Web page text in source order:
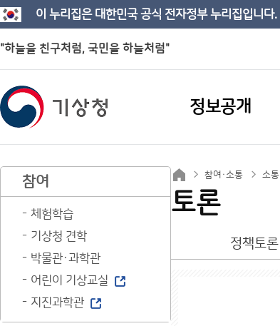
이 누리집은 대한민국 공식 전자정부 누리집입니다.
"하늘을 친구처럼, 국민을 하늘처럼"
정보공개
참여
체험학습
기상청 견학
박물관·과학관
어린이 기상교실
지진과학관
참여·소통 소통
토론
정책토론